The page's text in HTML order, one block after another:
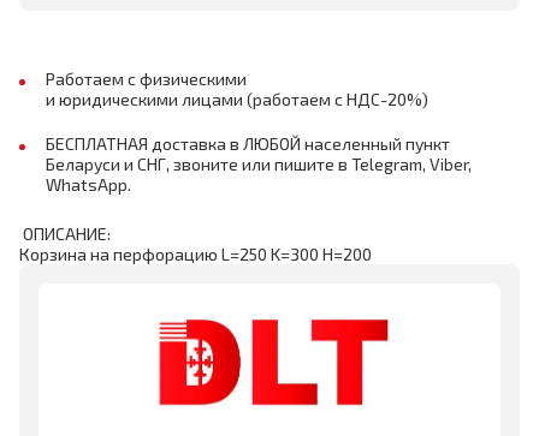
Работаем с физическими
и юридическими лицами (работаем с НДС-20%)
БЕСПЛАТНАЯ доставка в ЛЮБОЙ населенный пункт
Беларуси и СНГ, звоните или пишите в Telegram, Viber,
WhatsApp.
ОПИСАНИЕ:
Корзина на перфорацию L=250 K=300 H=200